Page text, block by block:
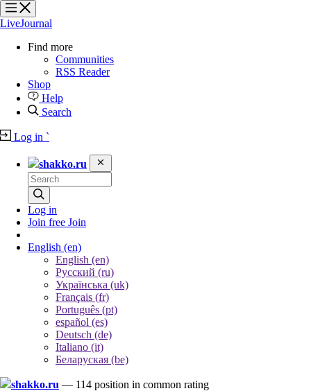
?
?
?
?
LiveJournal
Find more
Communities
RSS Reader
Shop
Help
Search
Log in `
shakko.ru
Log in
Join free Join
English (en)
English (en)
Русский (ru)
Українська (uk)
Français (fr)
Português (pt)
español (es)
Deutsch (de)
Italiano (it)
Беларуская (be)
shakko.ru — 114 position in common rating